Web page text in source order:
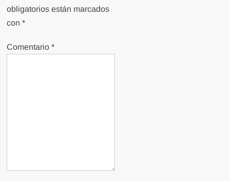
obligatorios están marcados
con*
Comentario*